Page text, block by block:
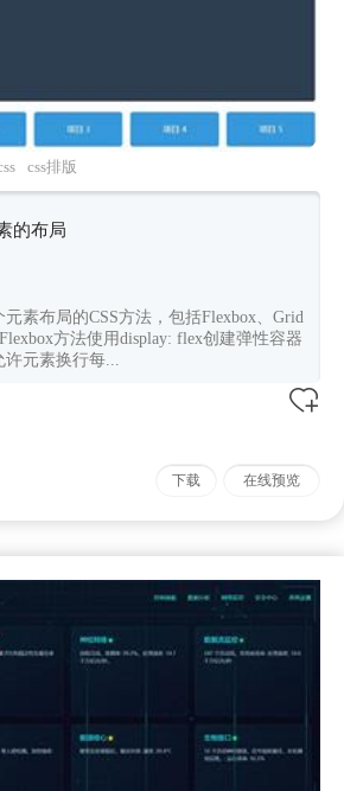
css排版
的布局
素布局的CSS方法，包括Flexbox、Grid
方法使用display: flex创建弹性容器
元素换行每...
下载 在线预览